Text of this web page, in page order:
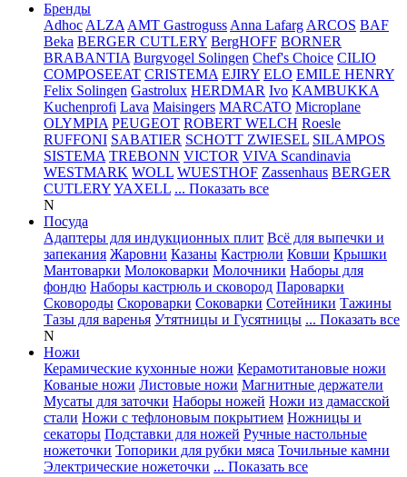
Бренды
Adhoc ALZA AMT Gastroguss Anna Lafarg ARCOS BAF
Beka BERGER CUTLERY BergHOFF BORNER
BRABANTIA Burgvogel Solingen Chef's Choice CILIO
COMPOSEEAT CRISTEMA EJIRY ELO EMILE HENRY
Felix Solingen Gastrolux HERDMAR Ivo KAMBUKKA
Kuchenprofi Lava Maisingers MARCATO Microplane
OLYMPIA PEUGEOT ROBERT WELCH Roesle
RUFFONI SABATIER SCHOTT ZWIESEL SILAMPOS
SISTEMA TREBONN VICTOR VIVA Scandinavia
WESTMARK WOLL WUESTHOF Zassenhaus BERGER
CUTLERYYAXELL ... Показать все
N
Посуда
Адаптеры для индукционных плит Всё для выпечки и
запекания Жаровни Казаны Кастрюли Ковши Крышки
Мантоварки Молоковарки Молочники Наборы для
фондю Наборы кастрюль и сковород Пароварки
Сковороды Скороварки Соковарки Сотейники Тажины
Тазы для варенья Утятницы и Гусятницы ... Показать все
N
Ножи
Керамические кухонные ножи Керамотитановые ножи
Кованые ножи Листовые ножи Магнитные держатели
Мусаты для заточки Наборы ножей Ножи из дамасской
стали Ножи с тефлоновым покрытием Ножницы и
секаторы Подставки для ножей Ручные настольные
ножеточки Топорики для рубки мяса Точильные камни
Электрические ножеточки ... Показать все